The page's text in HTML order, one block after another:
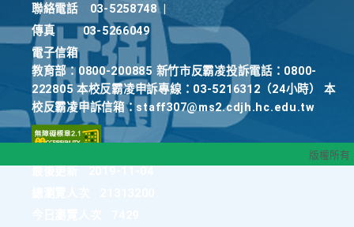
聯絡電話
03-5258748
傳真
03-5266049
電子信箱
教育部：0800-200885 新竹市反霸凌投訴電話：0800-
222805 本校反霸凌申訴專線：03-5216312（24小時） 本
校反霸凌申訴信箱：staff307@ms2.cdjh.hc.edu.tw
版權所有